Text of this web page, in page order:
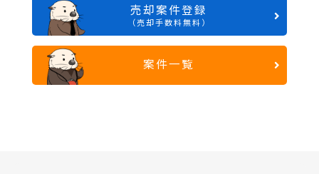
売却案件登録
（売却手数料無料）
案件一覧